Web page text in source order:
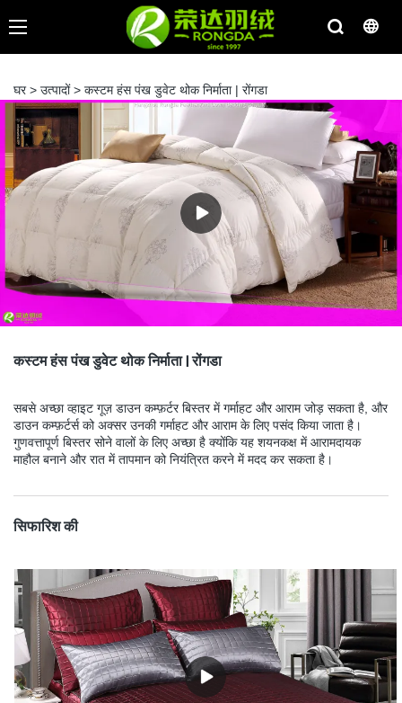
घर> उत्पादों> कस्टम हंस पंख डुवेट थोक निर्माता | रोंगडा
कस्टम हंस पंख डुवेट थोक निर्माता | रोंगडा
सबसे अच्छा व्हाइट गूज़ डाउन कम्फ़र्टर बिस्तर में गर्माहट और आराम जोड़ सकता है, और
डाउन कम्फ़र्टर्स को अक्सर उनकी गर्माहट और आराम के लिए पसंद किया जाता है।
गुणवत्तापूर्ण बिस्तर सोने वालों के लिए अच्छा है क्योंकि यह शयनकक्ष में आरामदायक
माहौल बनाने और रात में तापमान को नियंत्रित करने में मदद कर सकता है।
सिफारिश की